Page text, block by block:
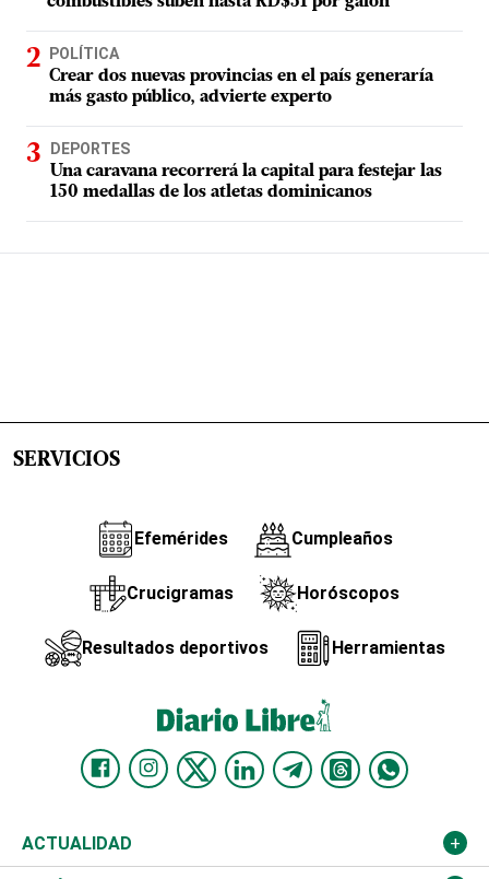
POLÍTICA
Crear dos nuevas provincias en el país generaría
más gasto público, advierte experto
DEPORTES
Una caravana recorrerá la capital para festejar las
150 medallas de los atletas dominicanos
SERVICIOS
Efemérides Cumpleaños
Crucigramas Horóscopos
Resultados deportivos Herramientas
ACTUALIDAD